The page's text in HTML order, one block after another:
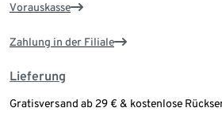
Vorauskasse
Zahlung in der Filiale
Lieferung
Gratisversand ab 29 € & kostenlose